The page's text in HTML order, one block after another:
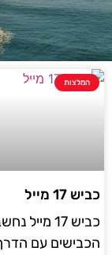
המלצות
כביש 17 מייל
כביש 17
הכבישים עם